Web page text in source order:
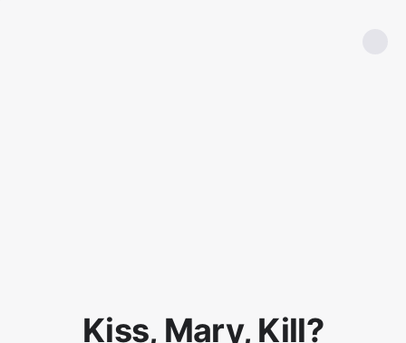
Kiss, Mary, Kill?